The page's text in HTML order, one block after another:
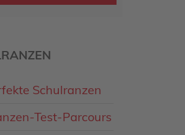
Schulranzen
Test-Parcours